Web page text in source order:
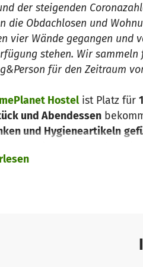
der steigenden
die Obdachlosen und
vier Wände gegangen und
stehen. Wir
für den Zeitraum
Hostelist Platz für
und Abendessen
und Hygieneartikeln
ist derzeit noch in
und
von 45 Tagen
für die Unterbringung